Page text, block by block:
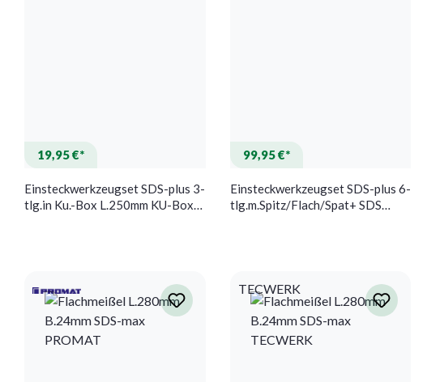
19,95 €*
Einsteckwerkzeugset SDS-plus 3-
tlg.in Ku.-Box L.250mm KU-Box
99,95 €*
Einsteckwerkzeugset SDS-plus 6-
tlg.m.Spitz/Flach/Spat+ SDS
TECWERK